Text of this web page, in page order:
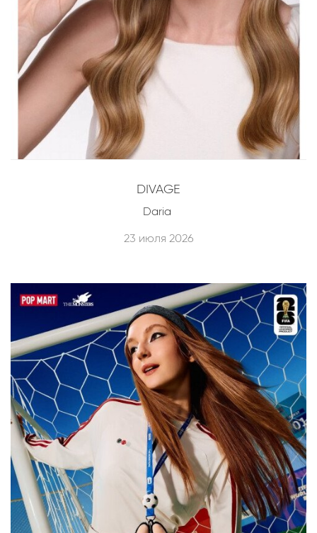
DIVAGE
Daria
23 июля 2026